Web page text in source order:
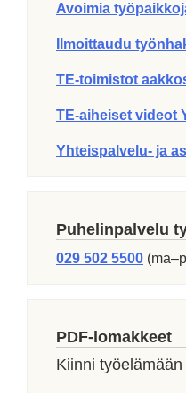
Avoimia
Ilmoittaudu
TE-toimistot
TE-aiheiset videot
Yhteispalvelu- ja
Puhelinpalvelu
029 502 5500
PDF-lomakkeet
Kiinni työelämään